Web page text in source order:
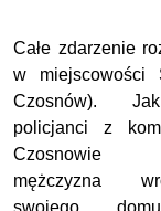
Całe zdarzenie
w miejscowości
Czosnów).
policjanci z
Czosnowie
mężczyzna